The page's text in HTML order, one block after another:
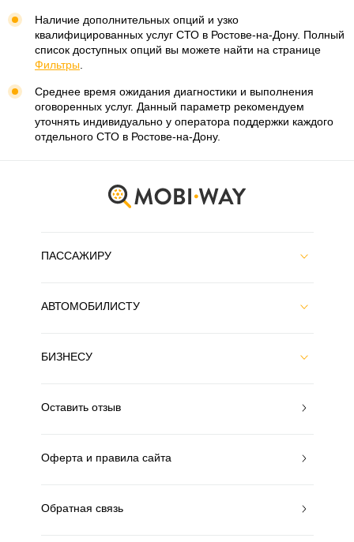
Наличие дополнительных опций и узко
квалифицированных услуг СТО в Ростове-на-Дону. Полный
список доступных опций вы можете найти на странице
Фильтры
Среднее время ожидания диагностики и выполнения
оговоренных услуг. Данный параметр рекомендуем
уточнять индивидуально у оператора поддержки каждого
отдельного СТО в Ростове-на-Дону.
ПАССАЖИРУ
АВТОМОБИЛИСТУ
БИЗНЕСУ
Оставить отзыв
Оферта и правила сайта
Обратная связь